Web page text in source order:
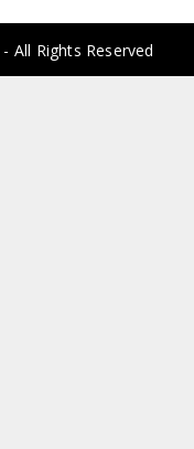
- All Rights Reserved